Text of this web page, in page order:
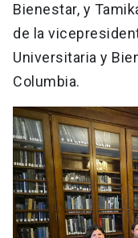
Bienestar, y
de la
Universitaria y
Columbia.